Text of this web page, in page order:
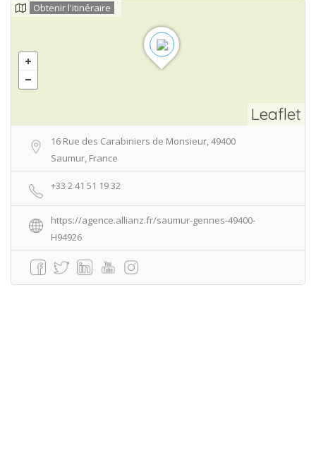
Leaflet
Obtenir l'itinéraire
16 Rue des Carabiniers de Monsieur, 49400
Saumur, France
+33 2 41 51 19 32
https://agence.allianz.fr/saumur-gennes-49400-
H94926